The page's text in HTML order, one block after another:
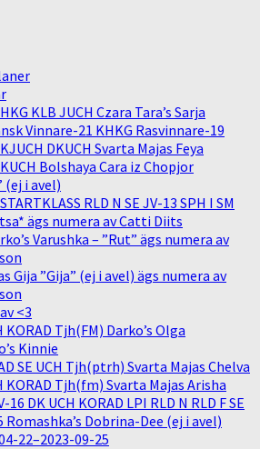
KLB JUCH Czara Tara’s Sarja
Vinnare-21 KHKG Rasvinnare-19
DKUCH Svarta Majas Feya
Bolshaya Cara iz Chopjor
(ej i avel)
RLD N SE JV-13 SPH I SM
ägs numera av Catti Diits
Varushka – ”Rut” ägs numera av
Gija ”Gija” (ej i avel) ägs numera av
<3
KORAD Tjh(FM) Darko’s Olga
Kinnie
SE UCH Tjh(ptrh) Svarta Majas Chelva
KORAD Tjh(fm) Svarta Majas Arisha
16 DK UCH KORAD LPI RLD N RLD F SE
Romashka’s Dobrina-Dee (ej i avel)
22–2023-09-25